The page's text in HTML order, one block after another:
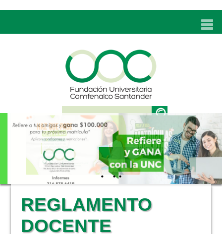
UNC
ADMISIONES
PROGRAMAS
TÉCNICOS LABORALES
BIENESTAR
BIBLIOTECA
REGLAMENTO
DOCENTE